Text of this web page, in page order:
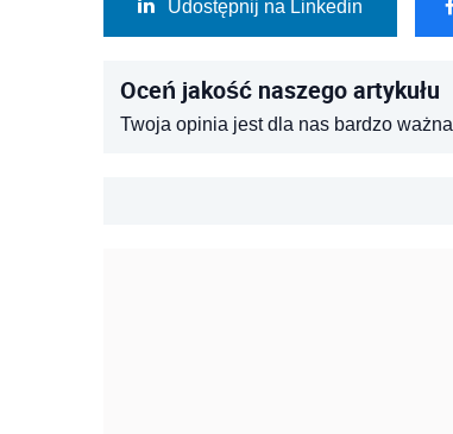
Udostępnij na Linkedin
Oceń jakość naszego artykułu
Twoja opinia jest dla nas bardzo ważna